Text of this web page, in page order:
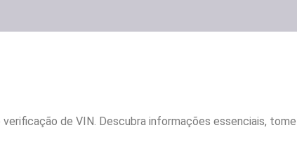
de VIN. Descubra informações essenciais,